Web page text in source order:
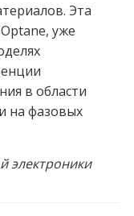
Эта
уже
в области
на фазовых
электроники